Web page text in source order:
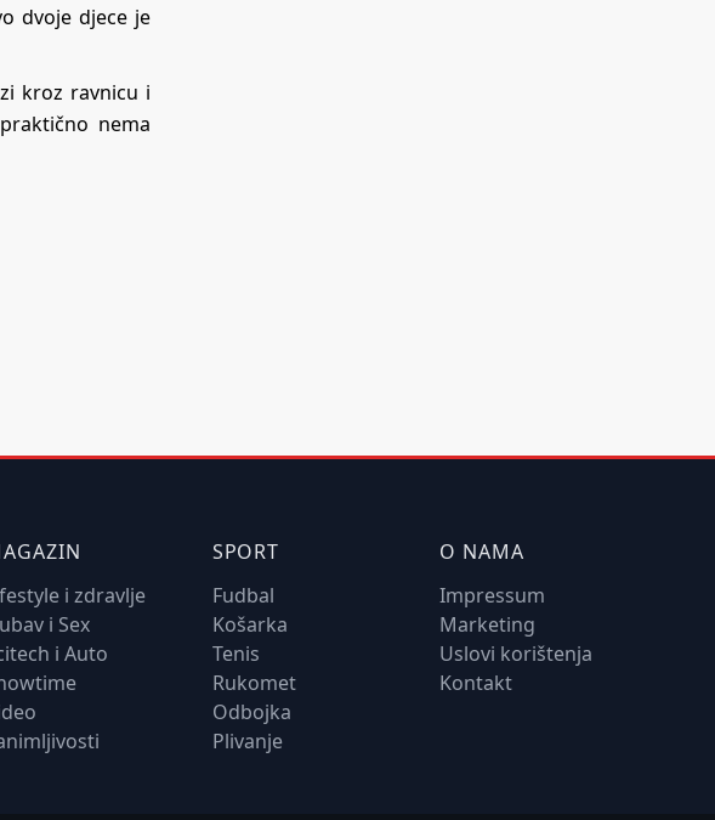
dvoje djece je
kroz ravnicu i
nema
i zdravlje
i Sex
i Auto
SPORT
Fudbal
Košarka
Tenis
Rukomet
Odbojka
Plivanje
O NAMA
Impressum
Marketing
Uslovi korištenja
Kontakt